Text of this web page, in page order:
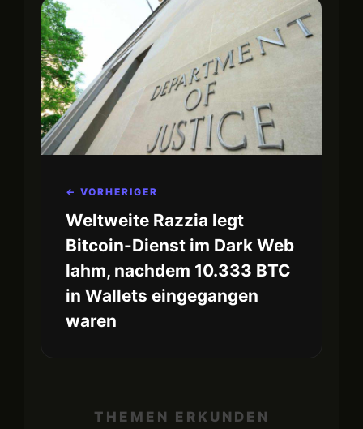
← VORHERIGER
Weltweite Razzia legt
Bitcoin-Dienst im Dark Web
lahm, nachdem 10.333 BTC
in Wallets eingegangen
waren
THEMEN ERKUNDEN